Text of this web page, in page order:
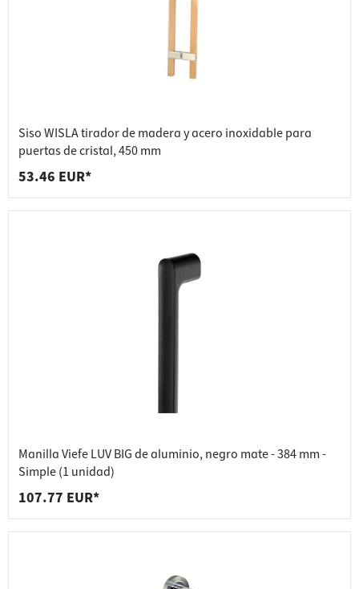
Siso WISLA tirador de madera y acero inoxidable para
puertas de cristal, 450 mm
53.46 EUR*
Manilla Viefe LUV BIG de aluminio, negro mate - 384 mm -
Simple (1 unidad)
107.77 EUR*